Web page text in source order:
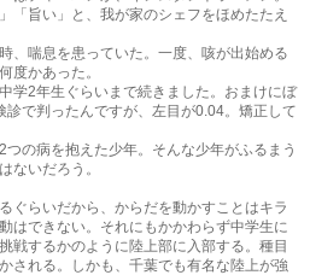
「旨い」と、我が家のシェフをほめたたえ
、喘息を患っていた。一度、咳が出始める
度かあった。
学2年生ぐらいまで続きました。おまけにぼ
診で判ったんですが、左目が0.04。矯正して
の病を抱えた少年。そんな少年がふるまう
ないだろう。
ぐらいだから、からだを動かすことはキラ
はできない。それにもかかわらず中学生に
戦するかのように陸上部に入部する。種目
される。しかも、千葉でも有名な陸上が強